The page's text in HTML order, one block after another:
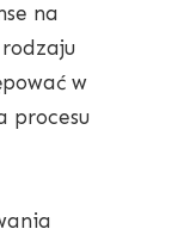
na
w
procesu